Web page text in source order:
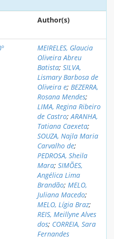
Author(s)
MEIRELES, Glaucia
Oliveira Abreu
Batista; SILVA,
Lismary Barbosa de
Oliveira e; BEZERRA,
Rosana Mendes;
LIMA, Regina Ribeiro
de Castro;ARANHA,
Tatiana Caexeta;
SOUZA, Najla Maria
Carvalho de;
PEDROSA, Sheila
Mara; SIMÕES,
Angélica Lima
Brandão; MELO,
Juliana Macedo;
MELO, Lígia Braz;
REIS, Meillyne Alves
dos; CORREIA, Sara
Fernandes